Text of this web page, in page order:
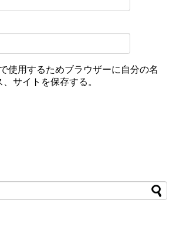
使用するためブラウザーに自分の名
サイトを保存する。